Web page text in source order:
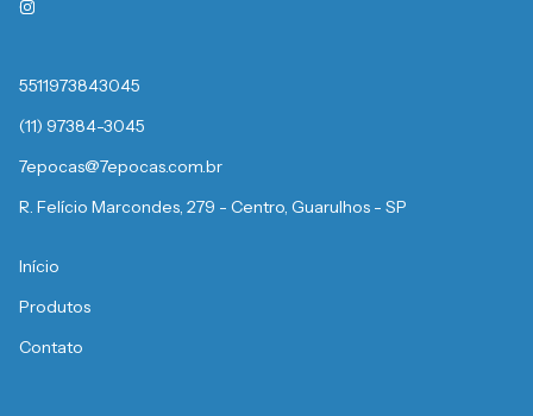
5511973843045
(11) 97384-3045
7epocas@7epocas.com.br
R. Felício Marcondes, 279 - Centro, Guarulhos - SP
Início
Produtos
Contato